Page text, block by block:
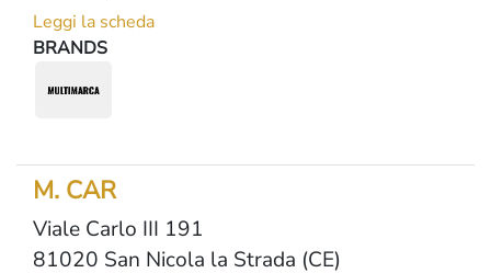
Leggi la scheda
BRANDS
M. CAR
Viale Carlo III 191
81020 San Nicola la Strada (CE)